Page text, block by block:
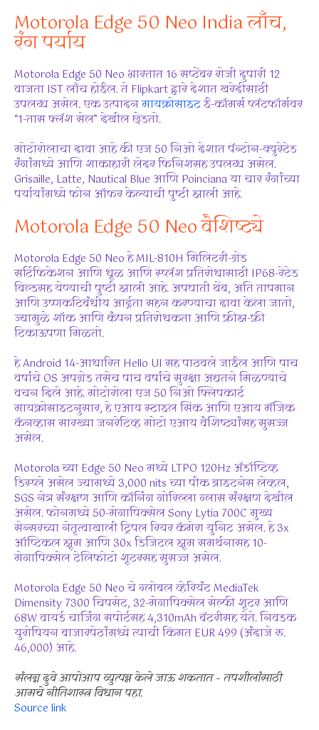
Motorola Edge 50 Neo India लाँच,
रंग पर्याय
Motorola Edge 50 Neo भारतात 16 सप्टेंबर रोजी दुपारी 12
वाजता IST लाँच होईल. ते Flipkart द्वारे देशात खरेदीसाठी
उपलब्ध असेल. एक उत्पादनमायक्रोसाइटई-कॉमर्स प्लॅटफॉर्मवर
“1-तास फ्लॅश सेल” देखील छेडतो.
मोटोरोलाचा दावा आहे की एज 50 निओ देशात पॅन्टोन-क्युरेटेड
रंगांमध्ये आणि शाकाहारी लेदर फिनिशसह उपलब्ध असेल.
Grisaille, Latte, Nautical Blue आणि Poinciana या चार रंगांच्या
पर्यायांमध्ये फोन ऑफर केल्याची पुष्टी झाली आहे.
Motorola Edge 50 Neo वैशिष्ट्ये
Motorola Edge 50 Neo हे MIL-810H मिलिटरी-ग्रेड
सर्टिफिकेशन आणि धूळ आणि स्प्लॅश प्रतिरोधासाठी IP68-रेटेड
बिल्डसह येण्याची पुष्टी झाली आहे. अपघाती थेंब, अति तापमान
आणि उष्णकटिबंधीय आर्द्रता सहन करण्याचा दावा केला जातो,
ज्यामुळे शॉक आणि कंपन प्रतिरोधकता आणि फ्रीझ-फ्री
टिकाऊपणा मिळतो.
हे Android 14-आधारित Hello UI सह पाठवले जाईल आणि पाच
वर्षांचे OS अपग्रेड तसेच पाच वर्षांचे सुरक्षा अद्यतने मिळण्याचे
वचन दिले आहे. मोटोरोला एज 50 निओ फ्लिपकार्ट
मायक्रोसाइटनुसार, हे एआय स्टाइल सिंक आणि एआय मॅजिक
कॅनव्हास सारख्या जनरेटिव्ह मोटो एआय वैशिष्ट्यांसह सुसज्ज
असेल.
Motorola च्या Edge 50 Neo मध्ये LTPO 120Hz ॲडॉप्टिव्ह
डिस्प्ले असेल ज्यामध्ये 3,000 nits च्या पीक ब्राइटनेस लेव्हल,
SGS नेत्र संरक्षण आणि कॉर्निंग गोरिल्ला ग्लास संरक्षण देखील
असेल. फोनमध्ये 50-मेगापिक्सेल Sony Lytia 700C मुख्य
सेन्सरच्या नेतृत्वाखाली ट्रिपल रियर कॅमेरा युनिट असेल. हे 3x
ऑप्टिकल झूम आणि 30x डिजिटल झूम समर्थनासह 10-
मेगापिक्सेल टेलिफोटो शूटरसह सुसज्ज असेल.
Motorola Edge 50 Neo चे ग्लोबल व्हेरियंट MediaTek
Dimensity 7300 चिपसेट, 32-मेगापिक्सेल सेल्फी शूटर आणि
68W वायर्ड चार्जिंग सपोर्टसह 4,310mAh बॅटरीसह येते. निवडक
युरोपियन बाजारपेठांमध्ये त्याची किंमत EUR 499 (अंदाजे रु.
46,000) आहे.
संलग्न दुवे आपोआप व्युत्पन्न केले जाऊ शकतात – तपशीलांसाठी
आमचे नीतिशास्त्र विधान पहा.
Source link